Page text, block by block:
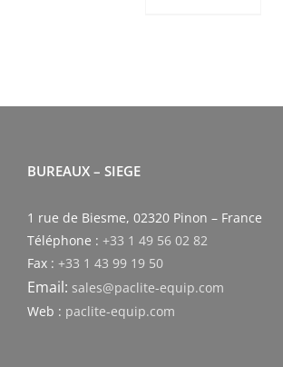
BUREAUX – SIEGE
1 rue de Biesme, 02320 Pinon – France
Téléphone : +33 1 49 56 02 82
Fax : +33 1 43 99 19 50
Email: sales@paclite-equip.com
Web : paclite-equip.com